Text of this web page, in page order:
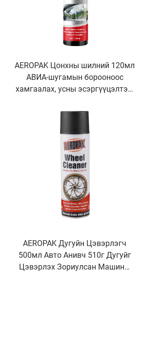
AEROPAK Цонхны шилний 120мл
АВИА-шугамын борооноос
хамгаалах, усны эсэргүүцэлтэй,
борооноос хамгаалах
хамгаалалт
AEROPAK Дугуйн Цэвэрлэгч
500мл Авто Анивч 510г Дугуйг
Цэвэрлэх Зориулсан Машины